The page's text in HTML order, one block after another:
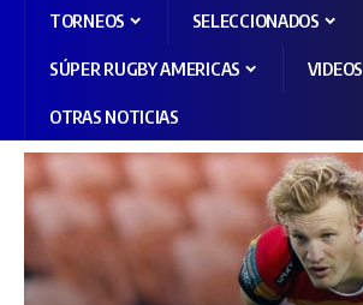
TORNEOS SELECCIONADOS
SÚPER RUGBY AMERICAS VIDEOS
OTRAS NOTICIAS